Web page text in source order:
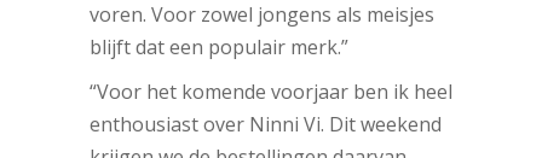
voren. Voor zowel jongens als meisjes
blijft dat een populair merk.”
“Voor het komende voorjaar ben ik heel
enthousiast over Ninni Vi. Dit weekend